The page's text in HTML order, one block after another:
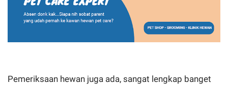
Pemeriksaan hewan juga ada, sangat lengkap banget